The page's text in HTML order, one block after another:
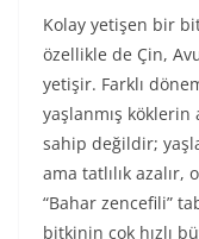
Kolay yetişen bir
özellikle de Çin,
yetişir. Farklı
yaşlanmış köklerin
sahip değildir;
ama tatlılık azalır,
“Bahar zencefili”
bitkinin çok hızlı